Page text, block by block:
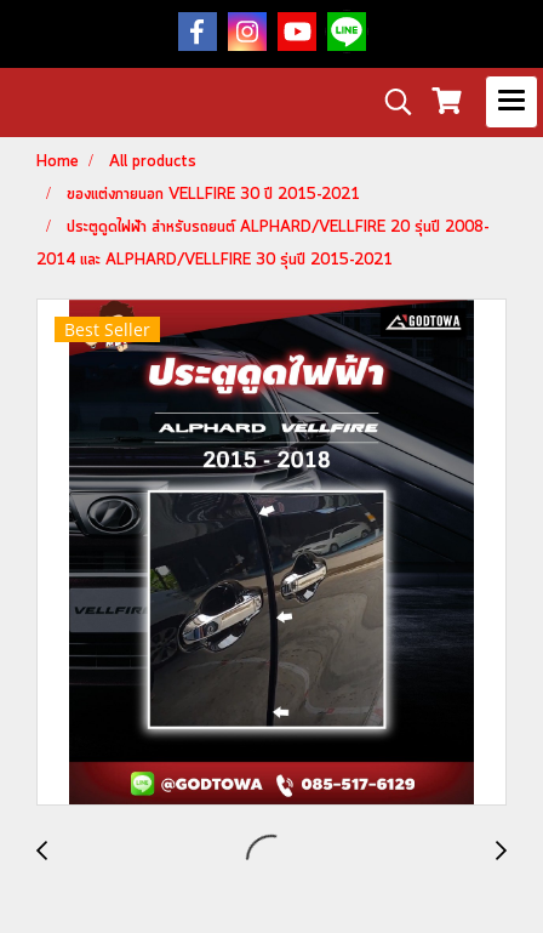
Home
All products
ของแต่งภายนอก VELLFIRE 30 ปี 2015-2021
ประตูดูดไฟฟ้า สำหรับรถยนต์ ALPHARD/VELLFIRE 20 รุ่นปี 2008-
2014 และ ALPHARD/VELLFIRE 30 รุ่นปี 2015-2021
Best Seller